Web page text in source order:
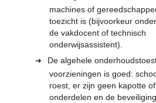
machines of
toezicht is (bijvoorkeur
de vakdocent of technisch
onderwijsassistent).
De algehele
voorzieningen is goed:
roest, er zijn geen kapotte
onderdelen en de